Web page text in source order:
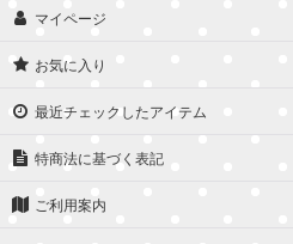
マイページ
お気に入り
最近チェックしたアイテム
特商法に基づく表記
ご利用案内